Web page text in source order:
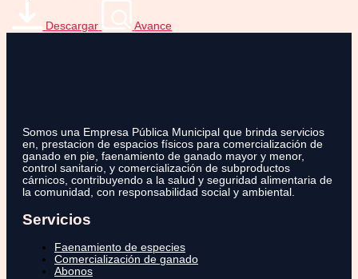
Descargar Avance
Somos una Empresa Pública Municipal que brinda servicios
en, prestacion de espacios físicos para comercialización de
ganado en pie, faenamiento de ganado mayor y menor,
control sanitario, y comercialización de subproductos
cárnicos, contribuyendo a la salud y seguridad alimentaria de
la comunidad, con responsabilidad social y ambiental.
Servicios
Faenamiento de especies
Comercialización de ganado
Abonos